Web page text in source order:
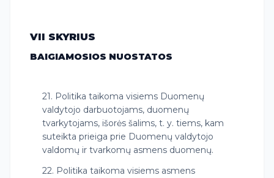
VII SKYRIUS
BAIGIAMOSIOS NUOSTATOS
21. Politika taikoma visiems Duomenų
valdytojo darbuotojams, duomenų
tvarkytojams, išorės šalims, t. y. tiems, kam
suteikta prieiga prie Duomenų valdytojo
valdomų ir tvarkomų asmens duomenų.
22. Politika taikoma visiems asmens